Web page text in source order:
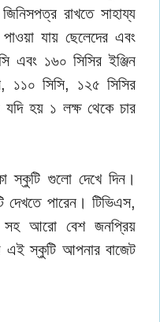
রাখতে সাহায্য
যায় ছেলেদের এবং
এবং ১৬০ সিসির ইঞ্জিন
১১০ সিসি, ১২৫ সিসির
যদি হয় ১ লক্ষ থেকে চার
স্কুটি গুলো দেখে দিন।
দেখতে পারেন। টিভিএস,
সহ আরো বেশ জনপ্রিয়
এই স্কুটি আপনার বাজেট